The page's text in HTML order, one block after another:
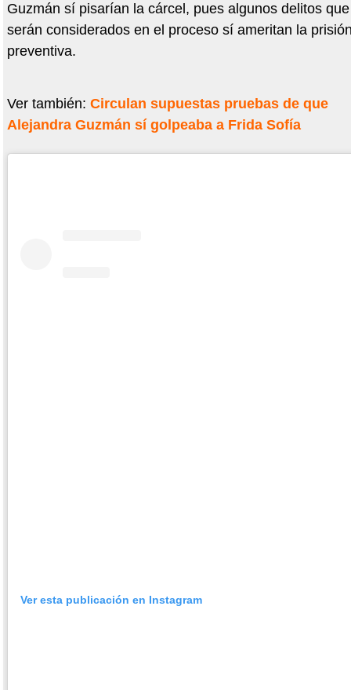
Guzmán sí pisarían la cárcel, pues algunos delitos que
serán considerados en el proceso sí ameritan la
preventiva.
Ver también: Circulan supuestas pruebas de que
Alejandra Guzmán sí golpeaba a Frida Sofía
Ver esta publicación en Instagram